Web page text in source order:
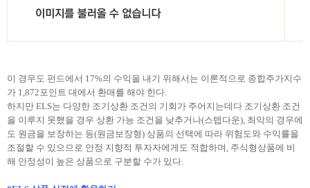
이 경우도 펀드에서 17%의 수익을 내기 위해서는 이론적으로 종합주가지수
가 1,872포인트 대에서 환매를 해야 한다.
하지만 ELS는 다양한 조기상환 조건의 기회가 주어지는데다 조기상환 조건
을 이루지 못했을 경우 상환 가능 조건을 낮추거나(스텝다운), 최악의 경우에
도 원금을 보장하는 등(원금보장형) 상품의 선택에 따라 위험도와 수익률을
조절할 수 있으므로 안정 지향적 투자자에게도 적합하며, 주식형상품에 비
해 안정성이 높은 상품으로 구분할 수가 있다.